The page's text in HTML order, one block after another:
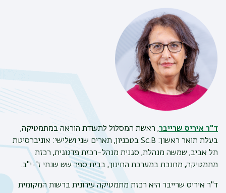
ד"ר איריס שרייבר, ראשת המסלול לתעודת הוראה במתמטיקה,
בעלת תואר ראשון: Sc.B בטכניון, תארים שני ושלישי: אוניברסיטת
תל אביב, שמשה מנהלת, סגנית מנהל-רכזת פדגוגית, רכזת
מתמטיקה, מחנכת במערכת החינוך, בבית ספר שש שנתי ז'-י"ב.
ד"ר איריס שרייבר היא רכזת מתמטיקה עירונית ברשות המקומית